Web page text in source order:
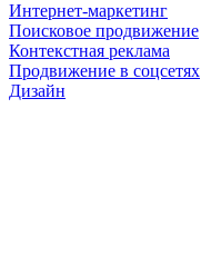
Интернет-маркетинг
Поисковое продвижение
Контекстная реклама
Продвижение в соцсетях
Дизайн